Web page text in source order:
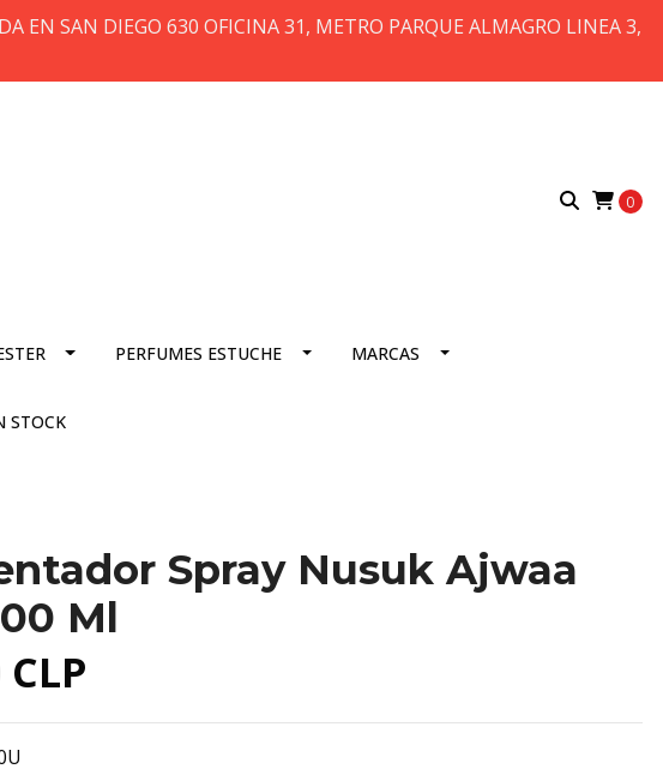
EN SAN DIEGO 630 OFICINA 31, METRO PARQUE ALMAGRO LINEA 3,
0
PERFUMES ESTUCHE MARCAS
STOCK
Spray Nusuk Ajwaa
Ml